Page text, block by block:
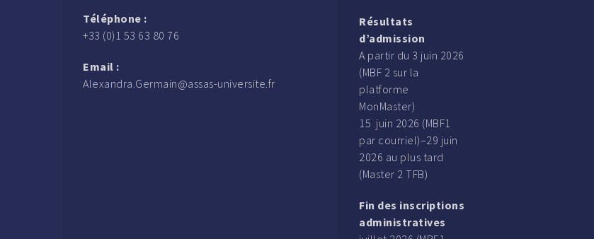
Téléphone :
+33 (0)1 53 63 80 76
Email :
Alexandra.Germain@assas-universite.fr
Résultats
d’admission
A partir du 3 juin 2026
(MBF 2 sur la
platforme
MonMaster)
15 juin 2026 (MBF1
par courriel)–29 juin
2026 au plus tard
(Master 2 TFB)
Fin des inscriptions
administratives